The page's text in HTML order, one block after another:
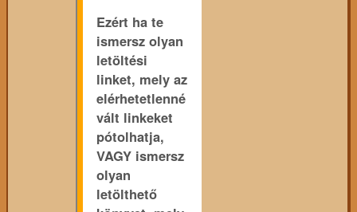
Ezért ha te
ismersz olyan
letöltési
linket, mely az
elérhetetlenné
vált linkeket
pótolhatja,
VAGY ismersz
olyan
letölthető